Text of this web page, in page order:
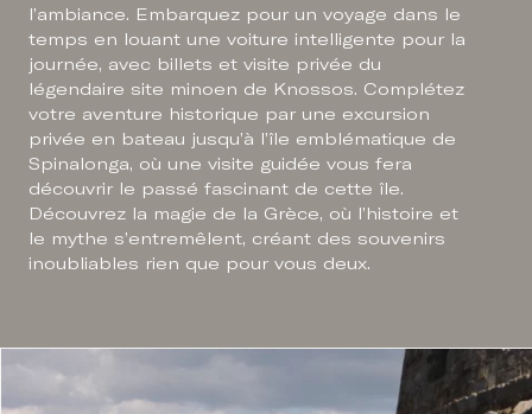
l’ambiance. Embarquez pour un voyage dans le
temps en louant une voiture intelligente pour la
journée, avec billets et visite privée du
légendaire site minoen de Knossos. Complétez
votre aventure historique par une excursion
privée en bateau jusqu’à l’île emblématique de
Spinalonga, où une visite guidée vous fera
découvrir le passé fascinant de cette île.
Découvrez la magie de la Grèce, où l’histoire et
le mythe s’entremêlent, créant des souvenirs
inoubliables rien que pour vous deux.